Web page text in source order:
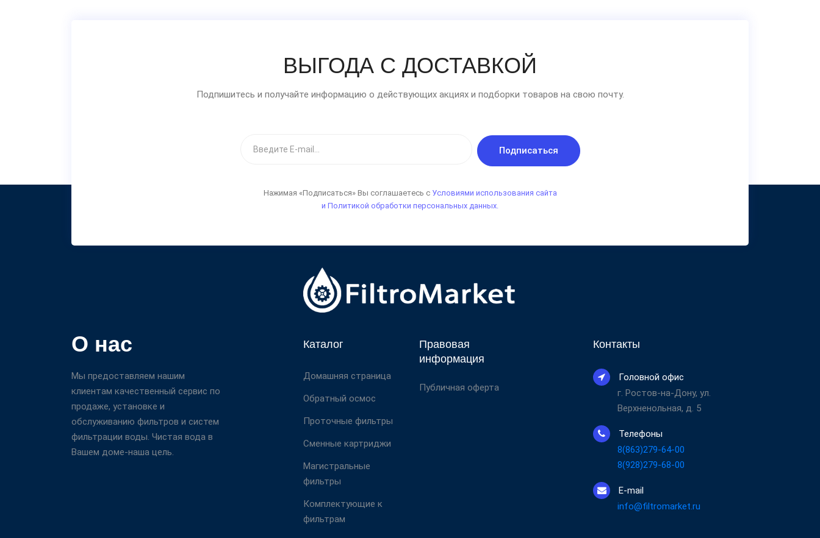
ВЫГОДА С ДОСТАВКОЙ
Подпишитесь и получайте информацию о действующих акциях и подборки товаров на свою почту.
Подписаться
Нажимая «Подписаться» Вы соглашаетесь с Условиями использования сайта
и Политикой обработки персональных данных.
О нас
Мы предоставляем нашим
клиентам качественный сервис по
продаже, установке и
обслуживанию фильтров и систем
фильтрации воды. Чистая вода в
Вашем доме-наша цель.
Каталог
Домашняя страница
Обратный осмос
Проточные фильтры
Сменные картриджи
Магистральные
фильтры
Комплектующие к
фильтрам
Правовая
информация
Публичная оферта
Контакты
Головной офис
г. Ростов-на-Дону, ул.
Верхненольная, д. 5
Телефоны
8(863)279-64-00
8(928)279-68-00
E-mail
info@filtromarket.ru